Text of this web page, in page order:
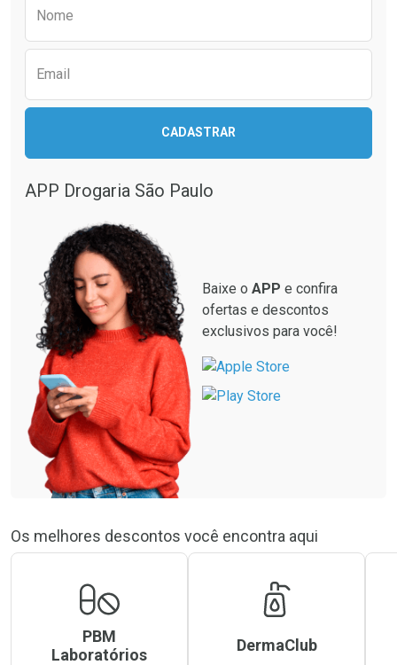
Nome
Email
CADASTRAR
APP Drogaria São Paulo
Baixe o APP e confira
ofertas e descontos
exclusivos para você!
Os melhores descontos você encontra aqui
PBM
Laboratórios
DermaClub